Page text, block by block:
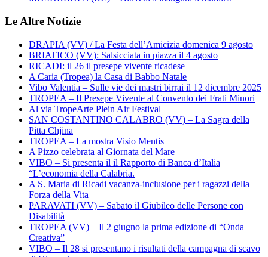
Le Altre Notizie
DRAPIA (VV) / La Festa dell’Amicizia domenica 9 agosto
BRIATICO (VV): Salsicciata in piazza il 4 agosto
RICADI: il 26 il presepe vivente ricadese
A Caria (Tropea) la Casa di Babbo Natale
Vibo Valentia – Sulle vie dei mastri birrai il 12 dicembre 2025
TROPEA – Il Presepe Vivente al Convento dei Frati Minori
Al via TropeArte Plein Air Festival
SAN COSTANTINO CALABRO (VV) – La Sagra della
Pitta Chjina
TROPEA – La mostra Visio Mentis
A Pizzo celebrata al Giornata del Mare
VIBO – Si presenta il il Rapporto di Banca d’Italia
“L’economia della Calabria.
A S. Maria di Ricadi vacanza-inclusione per i ragazzi della
Forza della Vita
PARAVATI (VV) – Sabato il Giubileo delle Persone con
Disabilità
TROPEA (VV) – Il 2 giugno la prima edizione di “Onda
Creativa”
VIBO – Il 28 si presentano i risultati della campagna di scavo